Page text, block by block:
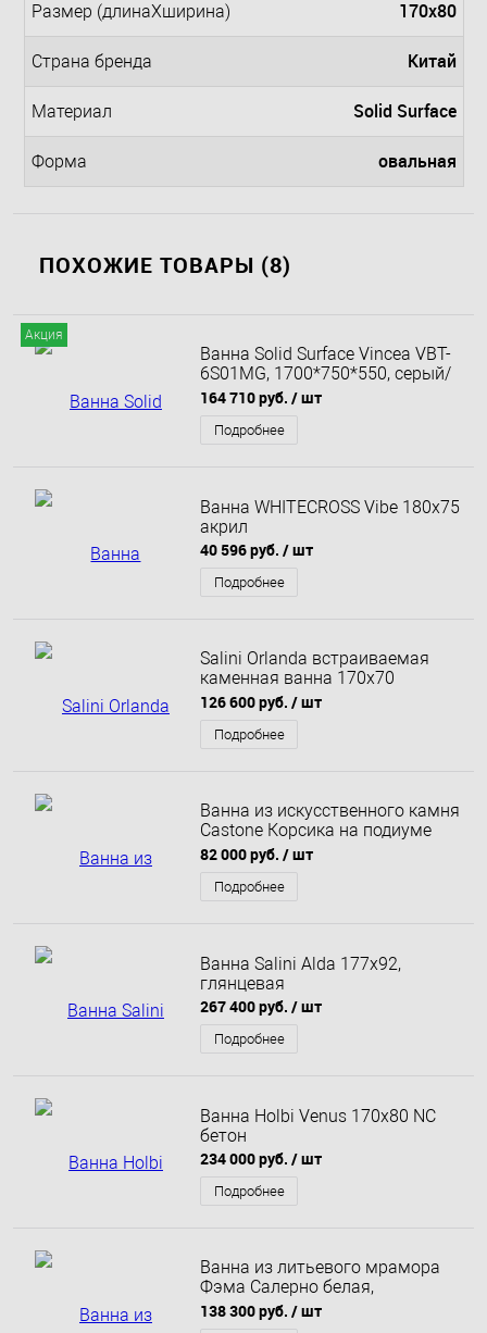
Размер (длинаXширина) 170x80
Страна бренда Китай
Материал Solid Surface
Форма овальная
ПОХОЖИЕ ТОВАРЫ (8)
Акция
Ванна Solid Surface Vincea VBT-
6S01MG, 1700*750*550, серый/
белый мат., слив-перелив
164 710 руб. / шт
Подробнее
Ванна WHITECROSS Vibe 180x75
акрил
40 596 руб. / шт
Подробнее
Salini Orlanda встраиваемая
каменная ванна 170х70
матовая
126 600 руб. / шт
Подробнее
Ванна из искусственного камня
Castone Корсика на подиуме
190x86
82 000 руб. / шт
Подробнее
Ванна Salini Alda 177x92,
глянцевая
267 400 руб. / шт
Подробнее
Ванна Holbi Venus 170x80 NC
бетон
234 000 руб. / шт
Подробнее
Ванна из литьевого мрамора
Фэма Салерно белая,
бронза168х80
138 300 руб. / шт